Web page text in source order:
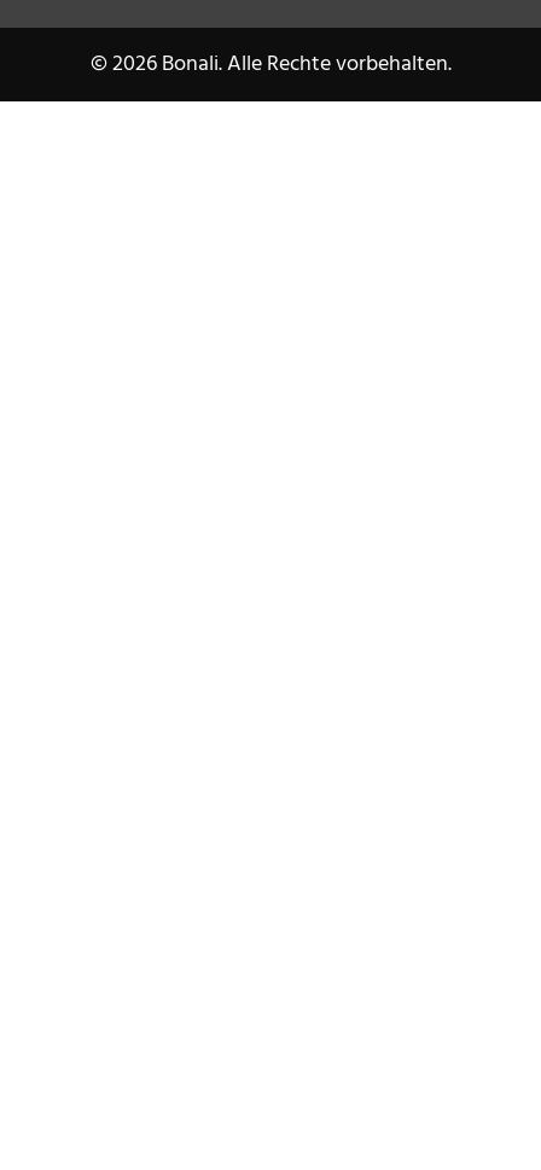
© 2026 Bonali. Alle Rechte vorbehalten.